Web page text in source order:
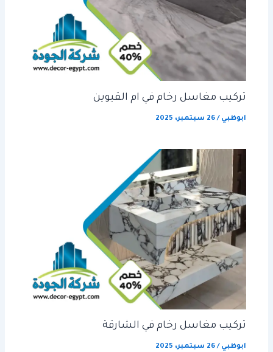
تركيب مغاسل رخام في ام القيوين
ابوظبي /26 سبتمبر، 2025
تركيب مغاسل رخام في الشارقة
ابوظبي /26 سبتمبر، 2025